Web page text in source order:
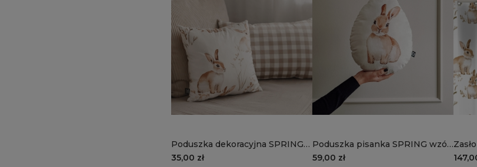
Poduszka dekoracyjna SPRING
wzór SP24 | zajączki
35,00 zł
Poduszka pisanka SPRING wzór
SP24 | zajączek
59,00 zł